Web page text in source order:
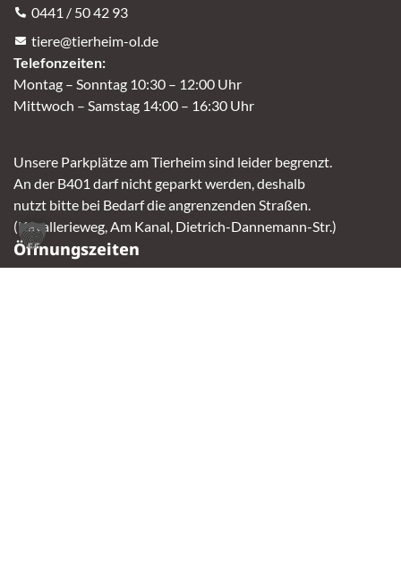
0441 / 50 42 93
tiere@tierheim-ol.de
Telefonzeiten:
Montag – Sonntag 10:30 – 12:00 Uhr
Mittwoch – Samstag 14:00 – 16:30 Uhr
Unsere Parkplätze am Tierheim sind leider begrenzt.
An der B401 darf nicht geparkt werden, deshalb
nutzt bitte bei Bedarf die angrenzenden Straßen.
(Kavallerieweg, Am Kanal, Dietrich-Dannemann-Str.)
Öffnungszeiten
Vermittlung